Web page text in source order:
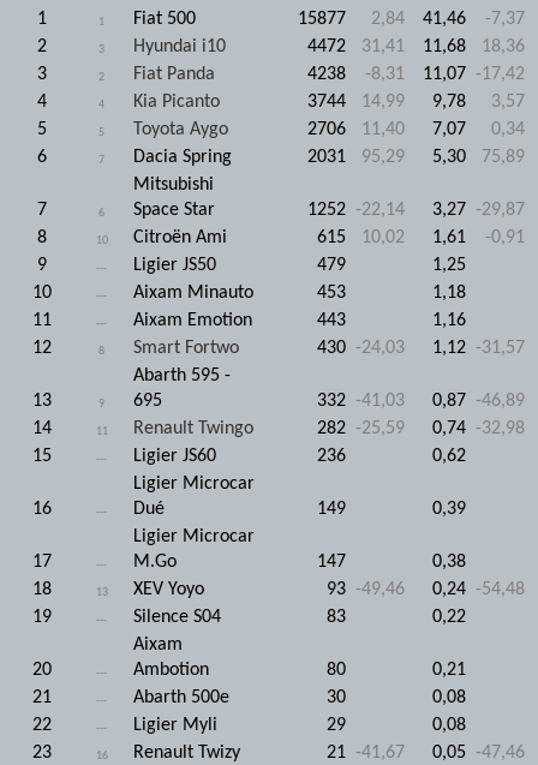
1 1 Fiat 500 15877 2,84 41,46
-7,37
2
3 Hyundai i10 4472 31,41 11,68
18,36
3
2 Fiat Panda 4238 -8,31 11,07 -17,42
4
4 Kia Picanto 3744 14,99 9,78
3,57
5
5 Toyota Aygo 2706 11,40 7,07
0,34
6
7 Dacia Spring 2031 95,29 5,30 75,89
7 6
Mitsubishi
Space Star
1252 -22,14 3,27 -29,87
8
10 Citroën Ami 615 10,02 1,61
-0,91
9
--- Ligier JS50 479
1,25
10
--- Aixam Minauto 453
1,18
11
--- Aixam Emotion 443
1,16
12
8 Smart Fortwo 430 -24,03 1,12 -31,57
13 9
Abarth 595 -
695
332 -41,03 0,87 -46,89
14
11 Renault Twingo 282 -25,59 0,74 -32,98
15
--- Ligier JS60 236 0,62
16 ---
Ligier Microcar
Dué
149 0,39
17 ---
Ligier Microcar
M.Go
147
0,38
18
13 XEV Yoyo 93 -49,46 0,24 -54,48
19
--- Silence S04 83 0,22
20 ---
Aixam
Ambotion
80
0,21
21
--- Abarth 500e 30
0,08
22
--- Ligier Myli 29
0,08
23
16 Renault Twizy 21 -41,67 0,05 -47,46